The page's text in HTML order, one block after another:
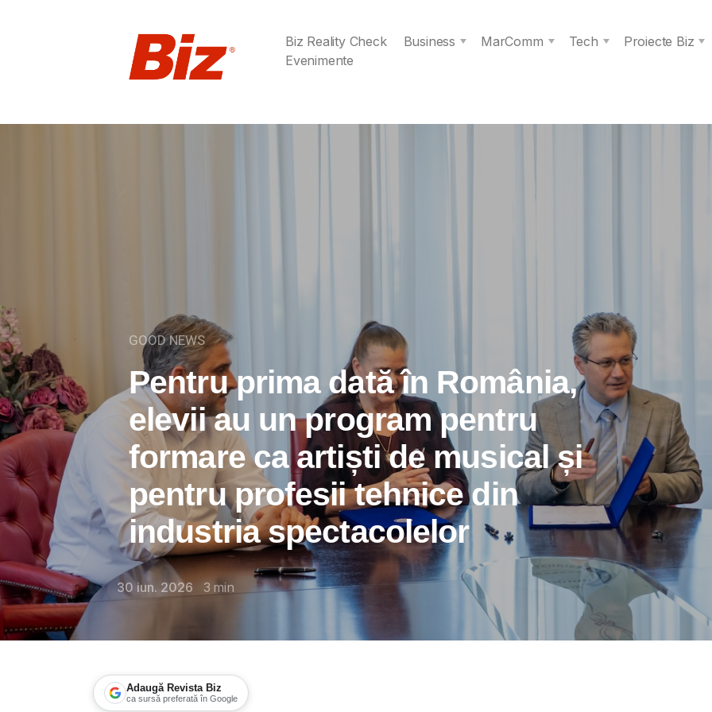
Biz Reality Check Business MarComm Tech
Proiecte Biz
Evenimente
GOOD NEWS
Pentru prima dată în România,
elevii au un program pentru
formare ca artiști de musical și
pentru profesii tehnice din
industria spectacolelor
30 iun. 2026 3 min
Adaugă Revista Biz
ca sursă preferată în Google